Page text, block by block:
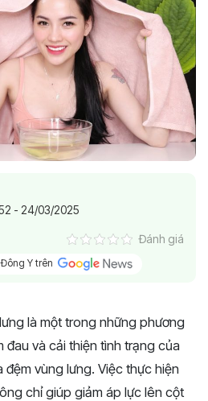
- 24/03/2025
Đánh giá
Y trên
là một trong những phương
và cải thiện tình trạng của
vùng lưng. Việc thực hiện
chỉ giúp giảm áp lực lên cột